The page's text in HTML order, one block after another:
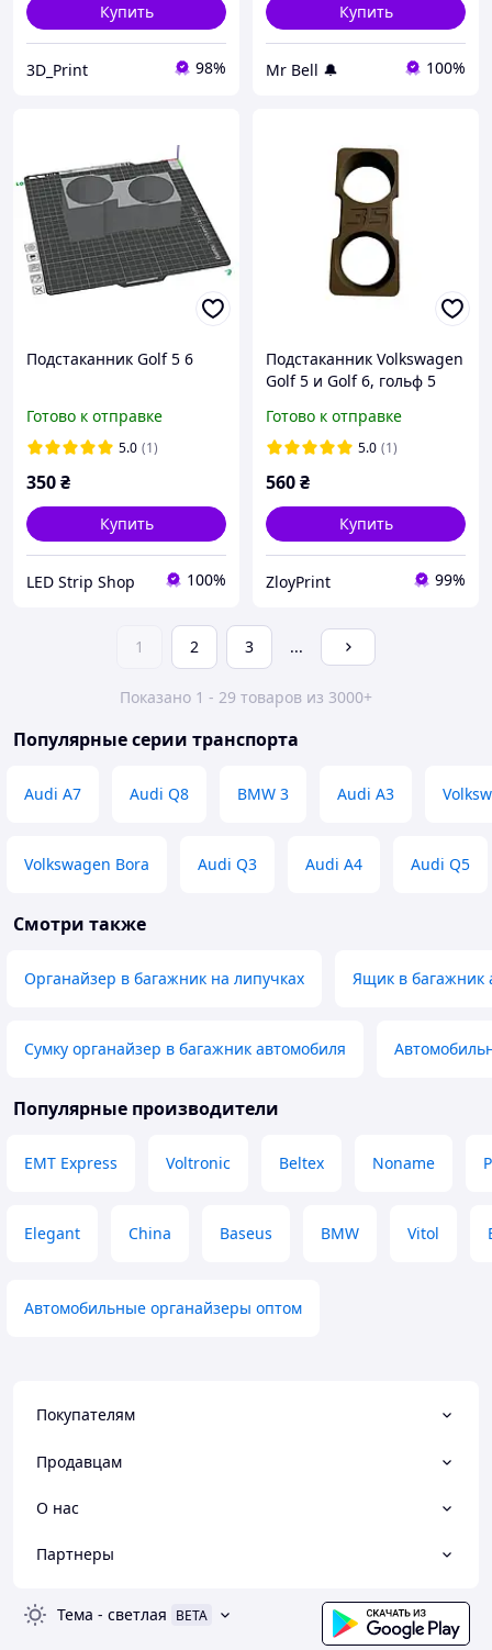
Купить
3D_Print 98%
Купить
Mr Bell 🔔 100%
Подстаканник Golf 5 6
Готово к отправке
5.0 (1)
350₴
Купить
LED Strip Shop 100%
Подстаканник Volkswagen
Golf 5 и Golf 6, гольф 5
Готово к отправке
5.0 (1)
560₴
Купить
ZloyPrint 99%
1 2 3 ...
Показано 1 - 29 товаров из 3000+
Популярные серии транспорта
Audi A7 Audi Q8 BMW 3 Audi A3
Volkswagen Bora Audi Q3 Audi A4 Audi Q5
Смотри также
Органайзер в багажник на липучках Ящик в багажник
Сумку органайзер в багажник автомобиля
Популярные производители
EMT Express Voltronic Beltex Noname
Elegant China Baseus BMW Vitol
Автомобильные органайзеры оптом
Покупателям
Продавцам
О нас
Партнеры
Тема - светлая BETA